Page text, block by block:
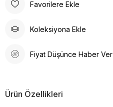
Favorilere Ekle
Koleksiyona Ekle
Fiyat Düşünce Haber Ver
Ürün Özellikleri